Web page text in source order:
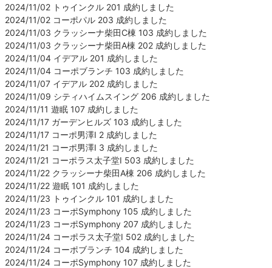
2024/11/02 トゥインクル 201 成約しました
2024/11/02 コーポパル 203 成約しました
2024/11/03 クラッシーナ柴田C棟 103 成約しました
2024/11/03 クラッシーナ柴田A棟 202 成約しました
2024/11/04 イデアル 201 成約しました
2024/11/04 コーポブランチ 103 成約しました
2024/11/07 イデアル 202 成約しました
2024/11/09 シティハイムスイング 206 成約しました
2024/11/11 遊眠 107 成約しました
2024/11/17 ガーデンヒルズ 103 成約しました
2024/11/17 コーポ男澤Ⅰ 2 成約しました
2024/11/21 コーポ男澤Ⅰ 3 成約しました
2024/11/21 コーポラス太子堂Ⅰ 503 成約しました
2024/11/22 クラッシーナ柴田A棟 206 成約しました
2024/11/22 遊眠 101 成約しました
2024/11/23 トゥインクル 101 成約しました
2024/11/23 コーポSymphony 105 成約しました
2024/11/23 コーポSymphony 207 成約しました
2024/11/24 コーポラス太子堂Ⅰ 502 成約しました
2024/11/24 コーポブランチ 104 成約しました
2024/11/24 コーポSymphony 107 成約しました